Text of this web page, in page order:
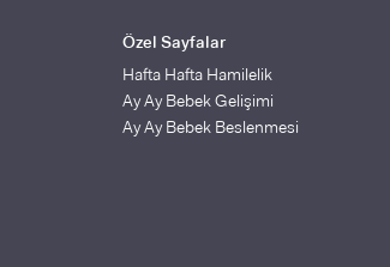
Özel Sayfalar
Hafta Hafta Hamilelik
Ay Ay Bebek Gelişimi
Ay Ay Bebek Beslenmesi